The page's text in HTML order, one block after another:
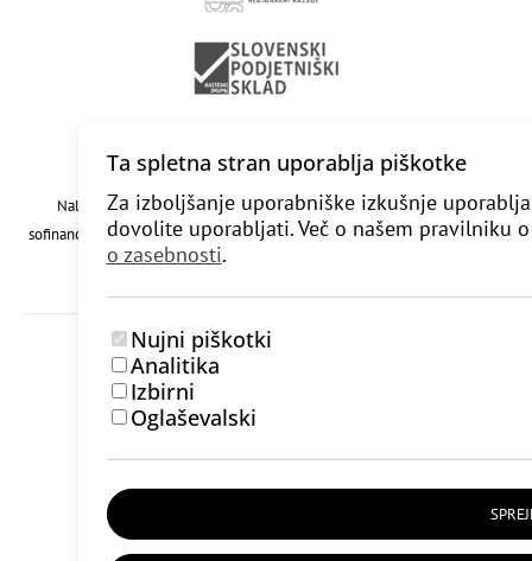
Ta spletna stran uporablja piškotke
Za izboljšanje uporabniške izkušnje
dovolite uporabljati. Več o našem pravilniku
o zasebnosti.
Nujni piškotki
Analitika
Izbirni
Oglaševalski
Naložbo vavčer za digitalni marketing (izdelavo spletne trgovine)
sofinancirata Republika Slovenija in Evropska unija iz Evropskega sklada za
regionalni razvoj.
© RunToYoga 2026 / Vse pravice so pridržane.
Zasebnost in piškotki